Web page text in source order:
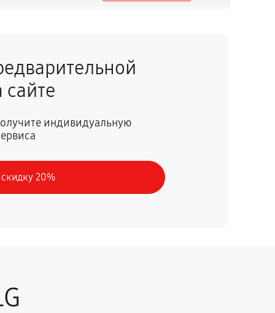
индивидуальную
20%